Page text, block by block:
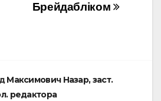
Брейдабліком
Максимович Назар, заст.
редактора